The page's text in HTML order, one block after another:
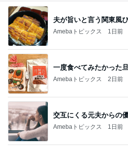
夫が旨いと言う関東風
Amebaトピックス 1日前
一度食べてみたかった
Amebaトピックス 2日前
交互にくる元夫からの
Amebaトピックス 1日前